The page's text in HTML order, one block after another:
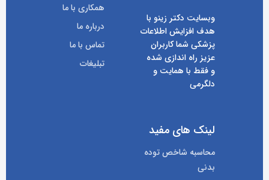
وبسایت دکتر زینو با
هدف افزایش اطلاعات
پزشکی شما کاربران
عزیز راه اندازی شده
و فقط با همایت و
دلگرمی
همکاری با ما
درباره ما
تماس با ما
تبلیغات
لینک های مفید
محاسبه شاخص توده
بدنی